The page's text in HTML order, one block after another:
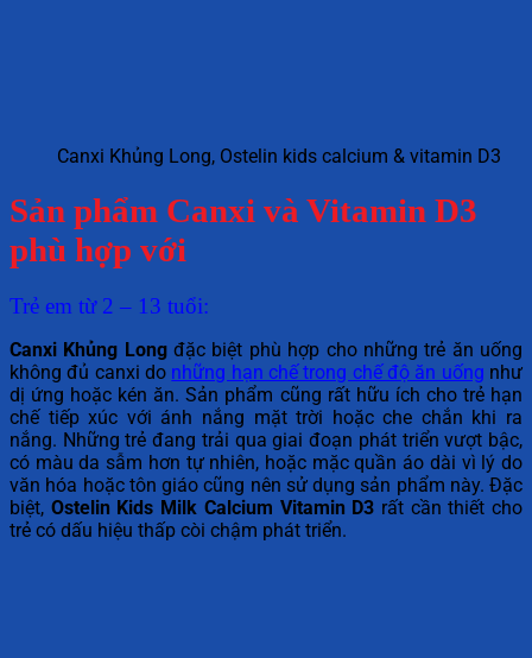
Canxi Khủng Long, Ostelin kids calcium & vitamin D3
Sản phẩm Canxi và Vitamin D3
phù hợp với
Trẻ em từ 2 – 13 tuổi:
Canxi Khủng Longđặc biệt phù hợp cho những trẻ ăn uống
không đủ canxi do những hạn chế trong chế độ ăn uống như
dị ứng hoặc kén ăn. Sản phẩm cũng rất hữu ích cho trẻ hạn
chế tiếp xúc với ánh nắng mặt trời hoặc che chắn khi ra
nắng. Những trẻ đang trải qua giai đoạn phát triển vượt bậc,
có màu da sẫm hơn tự nhiên, hoặc mặc quần áo dài vì lý do
văn hóa hoặc tôn giáo cũng nên sử dụng sản phẩm này. Đặc
biệt, Ostelin Kids Milk Calcium Vitamin D3 rất cần thiết cho
trẻ có dấu hiệu thấp còi chậm phát triển.